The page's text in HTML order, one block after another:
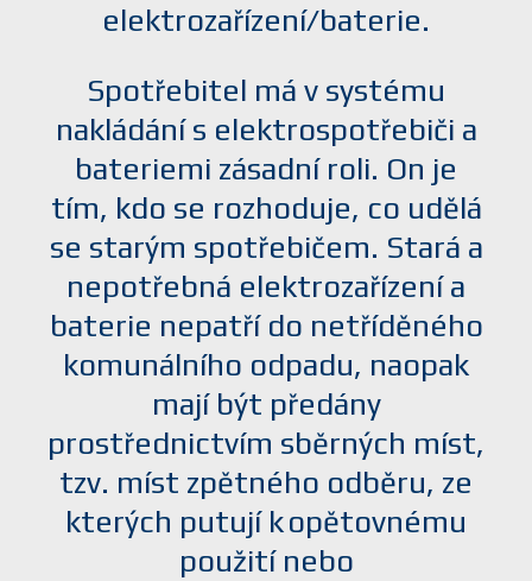
elektrozařízení/baterie.
Spotřebitel má v systému
nakládání s elektrospotřebiči a
bateriemi zásadní roli. On je
tím, kdo se rozhoduje, co udělá
se starým spotřebičem. Stará a
nepotřebná elektrozařízení a
baterie nepatří do netříděného
komunálního odpadu, naopak
mají být předány
prostřednictvím sběrných míst,
tzv. míst zpětného odběru, ze
kterých putují k opětovnému
použití nebo